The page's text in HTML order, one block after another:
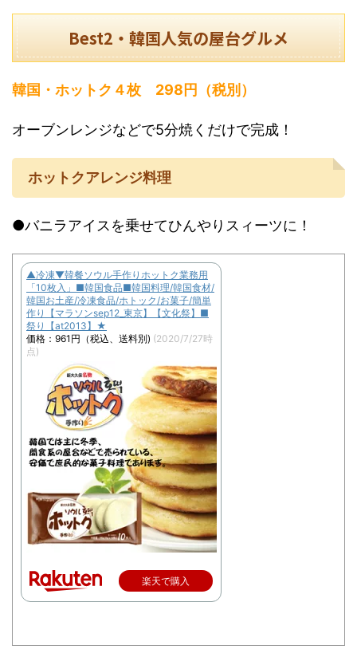
Best2・韓国人気の屋台グルメ
韓国・ホットク４枚 298円（税別）
オーブンレンジなどで5分焼くだけで完成！
ホットクアレンジ料理
●バニラアイスを乗せてひんやりスィーツに！
▲冷凍▼韓餐ソウル手作りホットク業務用
「10枚入」■韓国食品■韓国料理/韓国食材/
韓国お土産/冷凍食品/ホトック/お菓子/簡単
作り【マラソンsep12_東京】【文化祭】■
祭り【at2013】★
価格：961円（税込、送料別) (2020/7/27時
点)
楽天で購入